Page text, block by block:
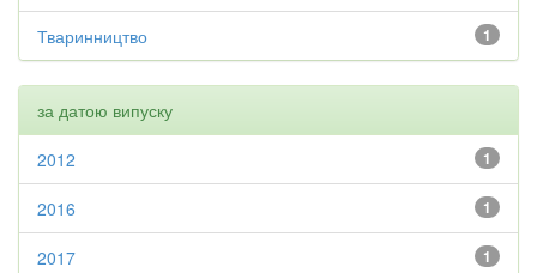
1
Тваринництво
за датою випуску
1
2012
1
2016
1
2017